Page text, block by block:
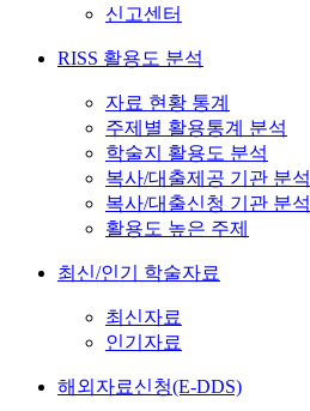
신고센터
RISS 활용도 분석
자료 현황 통계
주제별 활용통계 분석
학술지 활용도 분석
복사/대출제공 기관 분석
복사/대출신청 기관 분석
활용도 높은 주제
최신/인기 학술자료
최신자료
인기자료
해외자료신청(E-DDS)